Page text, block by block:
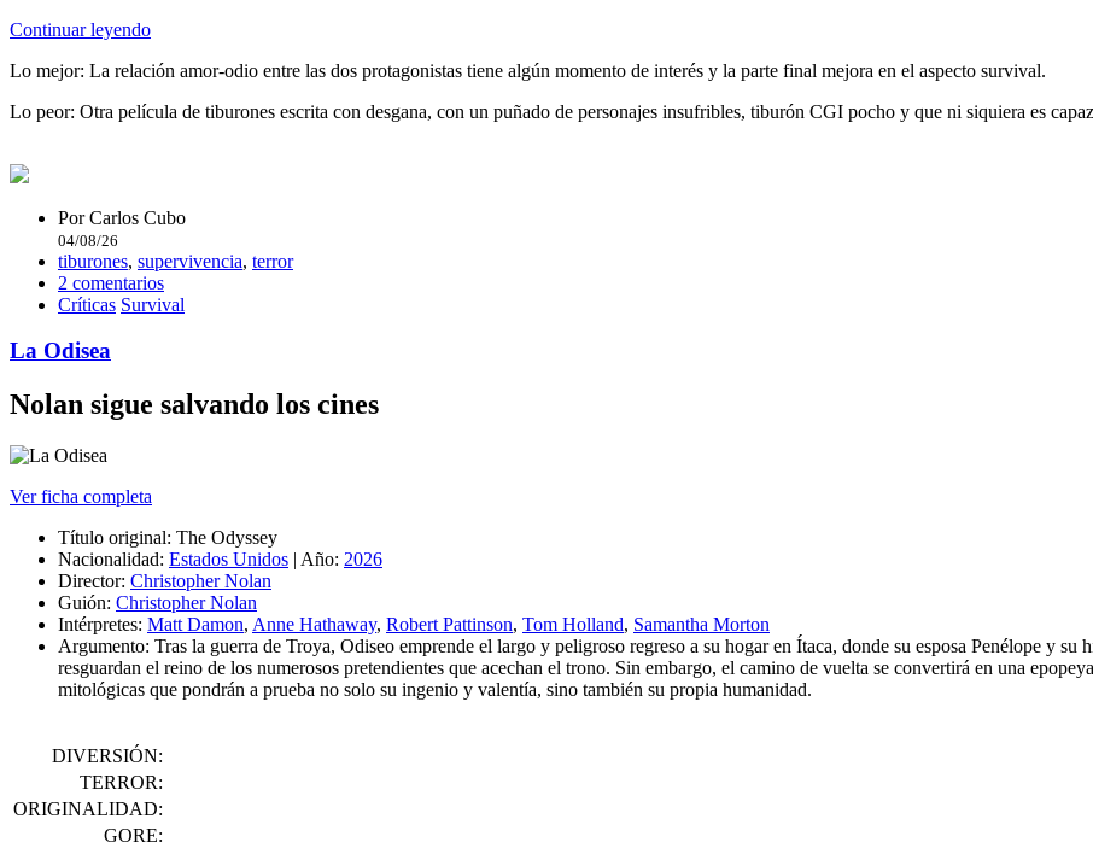
Continuar leyendo
Lo mejor: La relación amor-odio entre las dos protagonistas tiene algún momento de interés y la parte final mejora en el aspecto survival.
Lo peor: Otra película de tiburones escrita con desgana, con un puñado de personajes insufribles, tiburón CGI pocho y que ni siquiera es
PorCarlos Cubo
04/08/26
tiburones, supervivencia, terror
2 comentarios
Críticas Survival
La Odisea
Nolan sigue salvando los cines
Ver ficha completa
Título original: The Odyssey
Nacionalidad: Estados Unidos | Año: 2026
Director: Christopher Nolan
Guión: Christopher Nolan
Intérpretes: Matt Damon, Anne Hathaway, Robert Pattinson, Tom Holland, Samantha Morton
Argumento: Tras la guerra de Troya, Odiseo emprende el largo y peligroso regreso a su hogar en Ítaca, donde su esposa Penélope y su
resguardan el reino de los numerosos pretendientes que acechan el trono. Sin embargo, el camino de vuelta se convertirá en una
mitológicas que pondrán a prueba no solo su ingenio y valentía, sino también su propia humanidad.
DIVERSIÓN:
TERROR:
ORIGINALIDAD:
GORE: